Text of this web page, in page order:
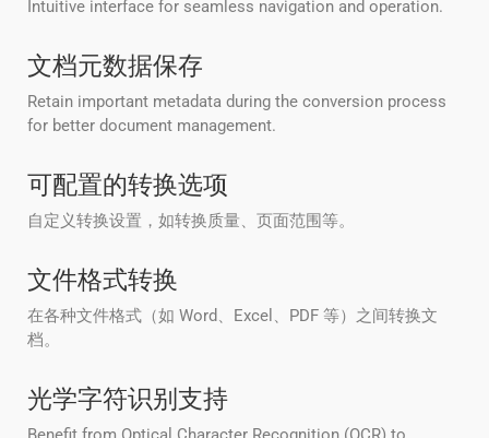
Intuitive interface for seamless navigation and operation.
文档元数据保存
Retain important metadata during the conversion process
for better document management.
可配置的转换选项
自定义转换设置，如转换质量、页面范围等。
文件格式转换
在各种文件格式（如 Word、Excel、PDF 等）之间转换文
档。
光学字符识别支持